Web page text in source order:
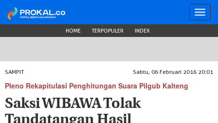
HOME TERPOPULER INDEX
SAMPIT Sabtu, 06 Februari 2016 20:01
Pleno Rekapitulasi Penghitungan Suara Pilgub Kalteng
Saksi WIBAWA Tolak
Tandatangan Hasil